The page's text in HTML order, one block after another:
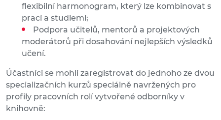
flexibilní harmonogram, který lze kombinovat s
prací a studiemi;
Podpora učitelů, mentorů a projektových
moderátorů při dosahování nejlepších výsledků
učení.
Účastníci se mohli zaregistrovat do jednoho ze dvou
specializačních kurzů speciálně navržených pro
profily pracovních rolí vytvořené odborníky v
knihovně: